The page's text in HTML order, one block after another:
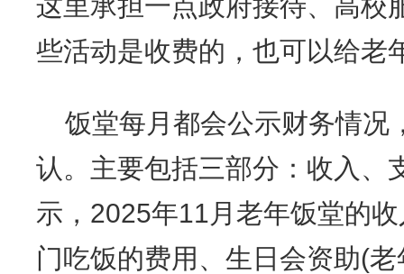
些活动是收费的，也可以给老
饭堂每月都会公示财务情况
认。主要包括三部分：收入、
示，2025年11月老年饭堂的
门吃饭的费用、生日会资助(